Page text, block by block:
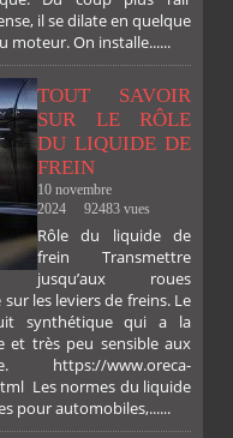
il se dilate en quelque
moteur. On installe......
TOUT SAVOIR
SUR LE RÔLE
DU LIQUIDE DE
FREIN
10 novembre
2024
92483 vues
Rôle du liquide de
frein Transmettre
jusqu’aux roues
les leviers de freins. Le
synthétique qui a la
et très peu sensible aux
www.oreca-
Les normes du liquide
pour automobiles,......